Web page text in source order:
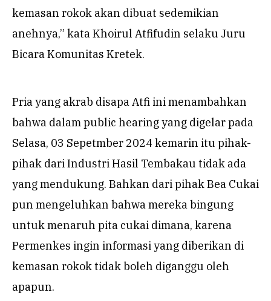
kemasan rokok akan dibuat sedemikian
anehnya,” kata Khoirul Atfifudin selaku Juru
Bicara Komunitas Kretek.
Pria yang akrab disapa Atfi ini menambahkan
bahwa dalam public hearing yang digelar pada
Selasa, 03 Sepetmber 2024 kemarin itu pihak-
pihak dari Industri Hasil Tembakau tidak ada
yang mendukung. Bahkan dari pihak Bea Cukai
pun mengeluhkan bahwa mereka bingung
untuk menaruh pita cukai dimana, karena
Permenkes ingin informasi yang diberikan di
kemasan rokok tidak boleh diganggu oleh
apapun.